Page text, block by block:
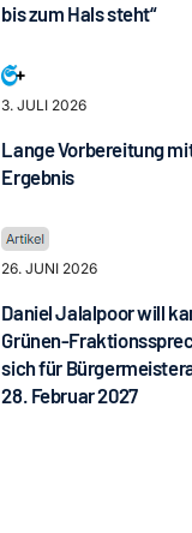
bis zum Hals steht“
3. JULI 2026
Lange Vorbereitung
Ergebnis
26. JUNI 2026
Daniel Jalalpoor will
Grünen-
sich für
28. Februar 2027